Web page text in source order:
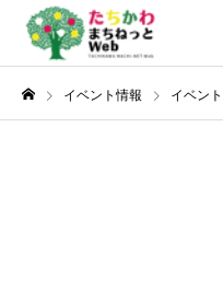
イベント情報 イベント